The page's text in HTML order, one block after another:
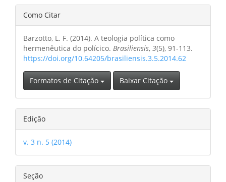
Detalhes
do
artigo
Como Citar
Barzotto, L. F. (2014). A teologia política como
hermenêutica do polícico. Brasiliensis, 3(5), 91-113.
https://doi.org/10.64205/brasiliensis.3.5.2014.62
Formatos de Citação Baixar Citação
Edição
v. 3 n. 5 (2014)
Seção